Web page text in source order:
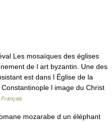
Les mosaïques des églises
de l art byzantin. Une des
est dans l Église de la
l image du Christ
Français
mozarabe d un éléphant